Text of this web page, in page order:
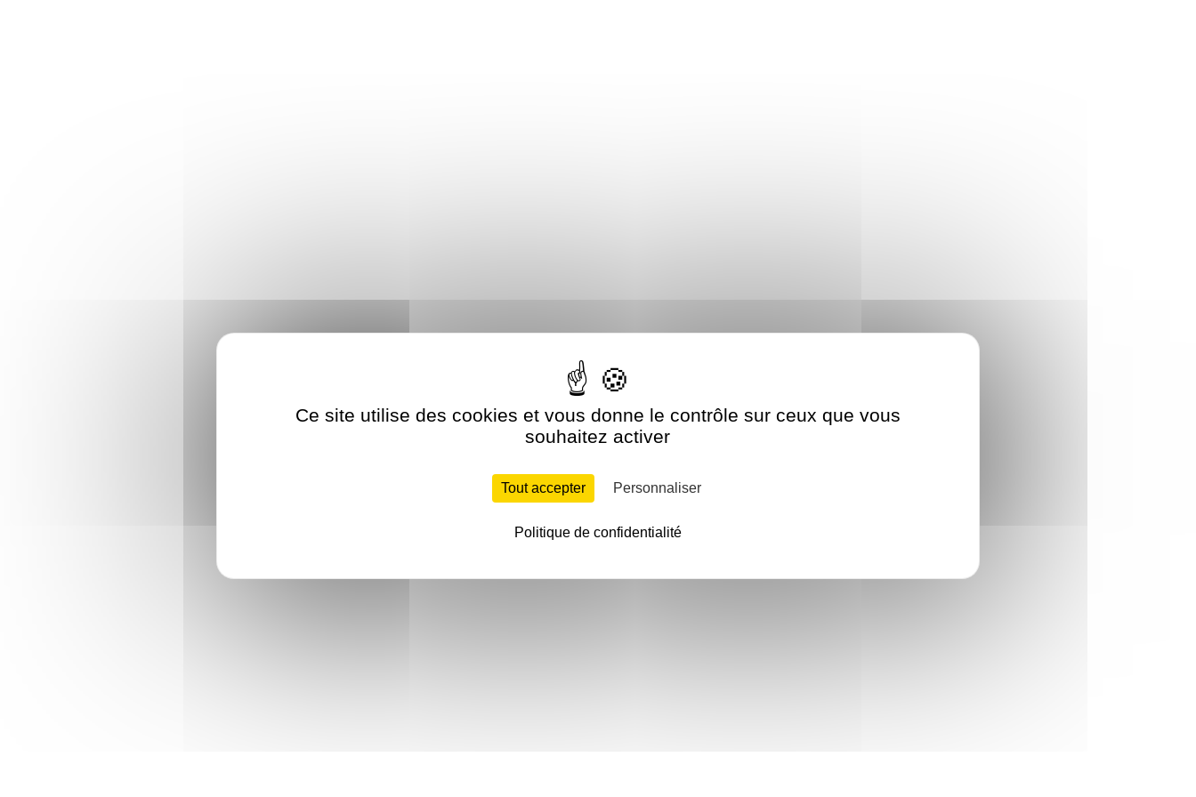
Ce site utilise des cookies et vous donne le contrôle sur ceux que vous
souhaitez activer
Tout accepter Personnaliser
Politique de confidentialité